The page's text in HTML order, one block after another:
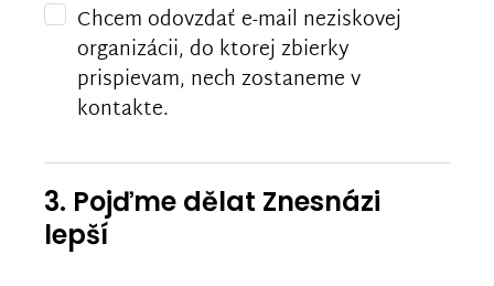
Chcem odovzdať e-mail neziskovej
organizácii, do ktorej zbierky
prispievam, nech zostaneme v
kontakte.
3. Pojďme dělat Znesnázi
lepší